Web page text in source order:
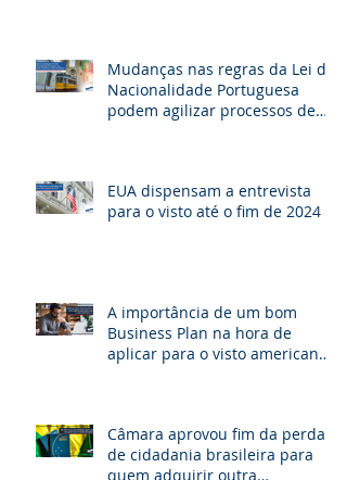
Mudanças nas regras da Lei de
Nacionalidade Portuguesa
podem agilizar processos de
EUA dispensam a entrevista
para o visto até o fim de 2024
A importância de um bom
Business Plan na hora de
aplicar para o visto americano
Câmara aprovou fim da perda
de cidadania brasileira para
quem adquirir outra